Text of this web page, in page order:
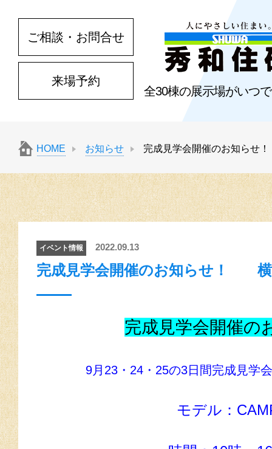
全30棟の展示場がいつ
ご相談・お問合せ
来場予約
HOME お知らせ 完成見学会開催のお知ら
イベント情報 2022.09.13
完成見学会開催のお知らせ！ 横
完成見学会開催の
9月23・24・25の3日間完成見学
モデル：